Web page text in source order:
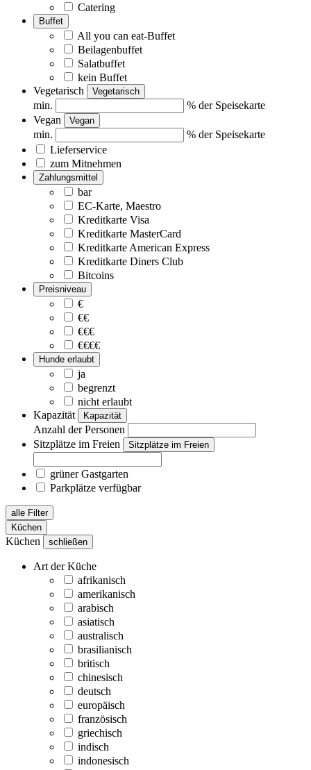
Catering
Buffet
All you can eat-Buffet
Beilagenbuffet
Salatbuffet
kein Buffet
Vegetarisch
Vegetarisch
min.
% der Speisekarte
Vegan
Vegan
min.
% der Speisekarte
Lieferservice
zum Mitnehmen
Zahlungsmittel
bar
EC-Karte, Maestro
Kreditkarte Visa
Kreditkarte MasterCard
Kreditkarte American Express
Kreditkarte Diners Club
Bitcoins
Preisniveau
€
€€
€€€
€€€€
Hunde erlaubt
ja
begrenzt
nicht erlaubt
Kapazität
Kapazität
Anzahl der Personen
Sitzplätze im Freien
Sitzplätze im Freien
grüner Gastgarten
Parkplätze verfügbar
alle Filter
Küchen
Küchen schließen
Art der Küche
afrikanisch
amerikanisch
arabisch
asiatisch
australisch
brasilianisch
britisch
chinesisch
deutsch
europäisch
französisch
griechisch
indisch
indonesisch